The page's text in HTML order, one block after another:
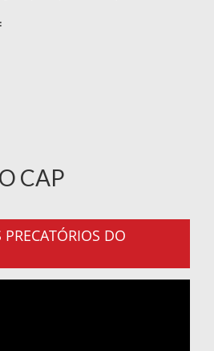
CAP
DO